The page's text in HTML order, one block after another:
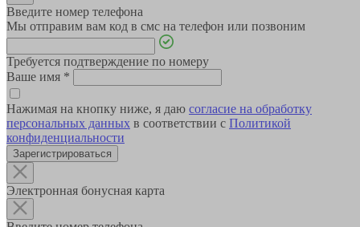
Введите номер телефона
Мы отправим вам код в смс на телефон или позвоним
Требуется подтверждение по номеру
Ваше имя *
Нажимая на кнопку ниже, я даю согласие на обработку
персональных данных в соответствии с Политикой
конфиденциальности
Зарегистрироваться
Электронная бонусная карта